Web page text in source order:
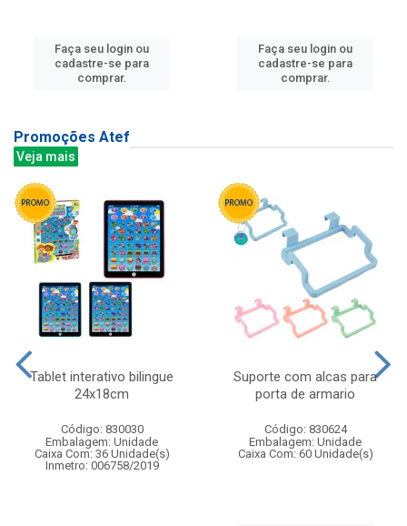
Faça seu login ou
cadastre-se para
comprar.
Faça seu login ou
cadastre-se para
comprar.
Promoções Atef
Veja mais
Tablet interativo bilingue
24x18cm
Código: 830030
Embalagem: Unidade
Caixa Com: 36 Unidade(s)
Inmetro: 006758/2019
Suporte com alcas para
porta de armario
Código: 830624
Embalagem: Unidade
Caixa Com: 60 Unidade(s)